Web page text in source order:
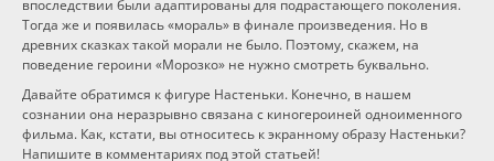
впоследствии были адаптированы для подрастающего поколения.
Тогда же и появилась «мораль» в финале произведения. Но в
древних сказках такой морали не было. Поэтому, скажем, на
поведение героини «Морозко» не нужно смотреть буквально.
Давайте обратимся к фигуре Настеньки. Конечно, в нашем
сознании она неразрывно связана с киногероиней одноименного
фильма. Как, кстати, вы относитесь к экранному образу Настеньки?
Напишите в комментариях под этой статьей!